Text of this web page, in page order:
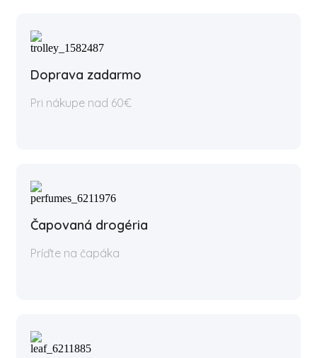
Doprava zadarmo
Pri nákupe nad 60€
Čapovaná drogéria
Príďte na čapáka